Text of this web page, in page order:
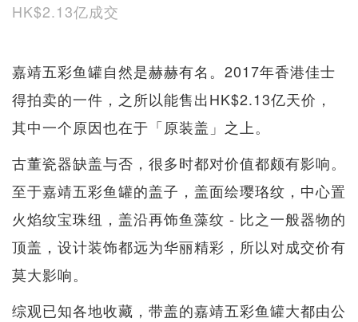
HK$2.13亿成交
嘉靖五彩鱼罐自然是赫赫有名。2017年香港佳士
得拍卖的一件，之所以能售出HK$2.13亿天价，
其中一个原因也在于「原装盖」之上。
古董瓷器缺盖与否，很多时都对价值都颇有影响。
至于嘉靖五彩鱼罐的盖子，盖面绘璎珞纹，中心置
火焰纹宝珠纽，盖沿再饰鱼藻纹 - 比之一般器物的
顶盖，设计装饰都远为华丽精彩，所以对成交价有
莫大影响。
综观已知各地收藏，带盖的嘉靖五彩鱼罐大都由公